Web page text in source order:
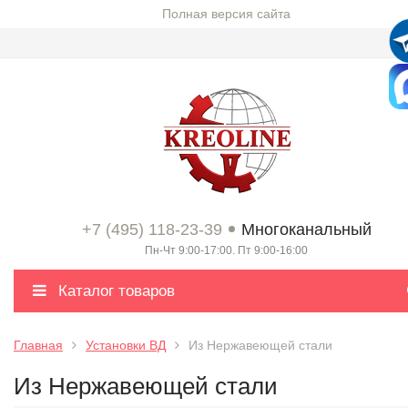
Полная версия сайта
+7 (495) 118-23-39 Многоканальный
Пн-Чт 9:00-17:00. Пт 9:00-16:00
Каталог товаров
Главная Установки ВД Из Нержавеющей стали
Из Нержавеющей стали